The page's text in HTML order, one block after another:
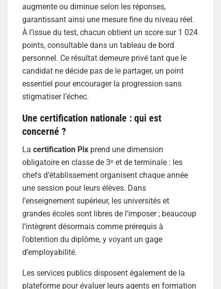
augmente ou diminue selon les réponses,
garantissant ainsi une mesure fine du niveau réel.
À l’issue du test, chacun obtient un score sur 1 024
points, consultable dans un tableau de bord
personnel. Ce résultat demeure privé tant que le
candidat ne décide pas de le partager, un point
essentiel pour encourager la progression sans
stigmatiser l’échec.
Une certification nationale : qui est
concerné ?
La certification Pix prend une dimension
obligatoire en classe de 3ᵉ et de terminale : les
chefs d’établissement organisent chaque année
une session pour leurs élèves. Dans
l’enseignement supérieur, les universités et
grandes écoles sont libres de l’imposer ; beaucoup
l’intègrent désormais comme prérequis à
l’obtention du diplôme, y voyant un gage
d’employabilité.
Les services publics disposent également de la
plateforme pour évaluer leurs agents en formation